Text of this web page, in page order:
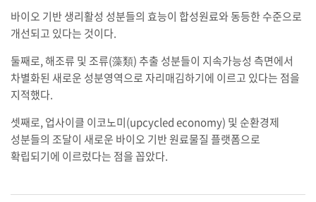
바이오 기반 생리활성 성분들의 효능이 합성원료와 동등한 수준으로
개선되고 있다는 것이다.
둘째로, 해조류 및 조류(藻類) 추출 성분들이 지속가능성 측면에서
차별화된 새로운 성분영역으로 자리매김하기에 이르고 있다는 점을
지적했다.
셋째로, 업사이클 이코노미(upcycled economy) 및 순환경제
성분들의 조달이 새로운 바이오 기반 원료물질 플랫폼으로
확립되기에 이르렀다는 점을 꼽았다.